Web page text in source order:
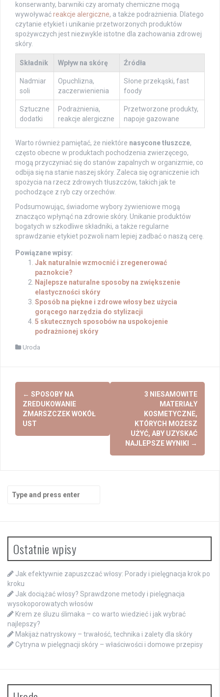
konserwanty, barwniki czy aromaty chemiczne mogą
wywoływaćreakcje alergiczne, a także podrażnienia. Dlatego
czytanie etykiet i unikanie przetworzonych produktów
spożywczych jest niezwykle istotne dla zachowania zdrowej
skóry.
Składnik Wpływ na skórę Źródła
Nadmiar
soli
Opuchlizna,
zaczerwienienia
Słone przekąski, fast
foody
Sztuczne
dodatki
Podrażnienia,
reakcje alergiczne
Przetworzone produkty,
napoje gazowane
Warto również pamiętać, że niektóre nasycone tłuszcze,
często obecne w produktach pochodzenia zwierzęcego,
mogą przyczyniać się do stanów zapalnych w organizmie, co
odbija się na stanie naszej skóry. Zaleca się ograniczenie ich
spożycia na rzecz zdrowych tłuszczów, takich jak te
pochodzące z ryb czy orzechów.
Podsumowując, świadome wybory żywieniowe mogą
znacząco wpłynąć na zdrowie skóry. Unikanie produktów
bogatych w szkodliwe składniki, a także regularne
sprawdzanie etykiet pozwoli nam lepiej zadbać o naszą cerę.
Powiązane wpisy:
Jak naturalnie wzmocnić i zregenerować
paznokcie?
Najlepsze naturalne sposoby na zwiększenie
elastyczności skóry
Sposób na piękne i zdrowe włosy bez użycia
gorącego narzędzia do stylizacji
5 skutecznych sposobów na uspokojenie
podrażnionej skóry
Uroda
Post
navigation
← SPOSOBY NA
ZREDUKOWANIE
ZMARSZCZEK WOKÓŁ
UST
3 NIESAMOWITE
MATERIAŁY
KOSMETYCZNE,
KTÓRYCH MOŻESZ
UŻYĆ, ABY UZYSKAĆ
NAJLEPSZE WYNIKI
→
Search
for:
Ostatnie wpisy
Jak efektywnie zapuszczać włosy: Porady i pielęgnacja krok po
kroku
Jak dociążać włosy? Sprawdzone metody i pielęgnacja
wysokoporowatych włosów
Krem ze śluzu ślimaka – co warto wiedzieć i jak wybrać
najlepszy?
Makijaż natryskowy – trwałość, technika i zalety dla skóry
Cytryna w pielęgnacji skóry – właściwości i domowe przepisy